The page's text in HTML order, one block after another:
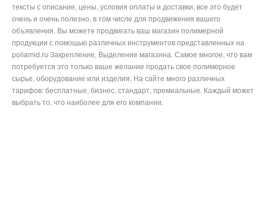
тексты с описание, цены, условия оплаты и доставки, все это будет
очень и очень полезно, в том числе для продвижения вашего
объявления. Вы можете продвигать ваш магазин полимерной
продукции с помощью различных инструментов представленных на
poliamid.ru Закрепление, Выделение магазина. Самое многое, что вам
потребуется это только ваше желание продать свое полимерное
сырье, оборудование или изделия. На сайте много различных
тарифов: бесплатные, бизнес, стандарт, премиальные. Каждый может
выбрать то, что наиболее для его компании.